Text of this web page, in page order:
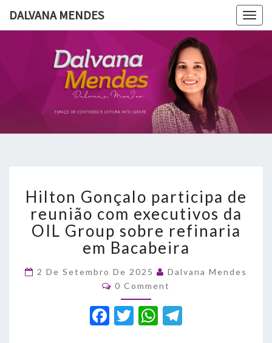
DALVANA MENDES
DALVANA
MENDES
Espaço De
Conteúdo
E Leitura
Inteligente
Gonçalo
participa
de
reunião
com
da
OIL
Group
sobre
refinaria
Hilton Gonçalo participa de
reunião com executivos da
OIL Group sobre refinaria
em Bacabeira
2 De Setembro De 2025
Dalvana Mendes
Comments
0 Comment
F T W